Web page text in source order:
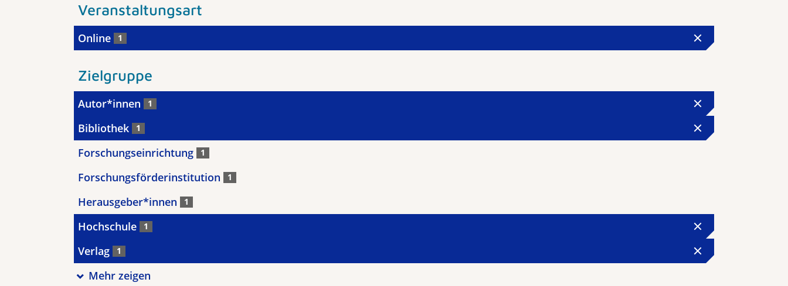
Veranstaltungsart
Online 1
Zielgruppe
Autor*innen 1
Bibliothek 1
Forschungseinrichtung 1
Forschungsförderinstitution 1
Herausgeber*innen 1
Hochschule 1
Verlag 1
Mehr zeigen